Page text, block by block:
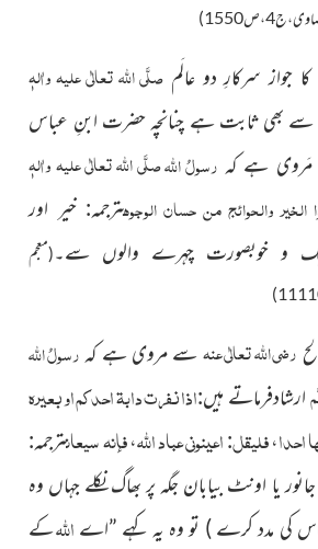
کا جواز سرکارِ دو عالَمصلَّی اللہ تعالٰی علیہ واٰلہٖ
سے بھی ثابت ہے چنانچہ حضرت ابنِ عباس
ہے کہ رسولُاللہصلَّی اللہ تعالٰی علیہ واٰلہٖ
الخیر والحوائج من حسان الوجوہترجمہ: خیر اور
و خوبصورت چہرے والوں سے۔(معجم
رضی اللہ تعالٰی عنہسے مروی ہے کہ رسولُاللہ
ارشادفرماتے ہیں:اذا نفرت دابۃ احدکم او بعیرہ
احدا،فلیقل:اعینونی عباداللہ،فإنہ سیعانترجمہ:
یا اونٹ بیابان جگہ پر بھاگ نکلے جہاں وہ
اس کی مدد کرے ) تو وہ یہ کہے ”اے اللہکے